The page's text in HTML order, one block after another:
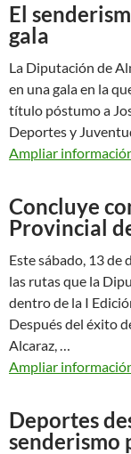
El
gala
La Diputación de
en una gala en la
título póstumo a
Deportes y
Ampliar
Concluye
Provincial
Este sábado, 13 de
las rutas que la
dentro de la I
Después del éxito
Alcaraz, …
Ampliar
Deportes
senderismo